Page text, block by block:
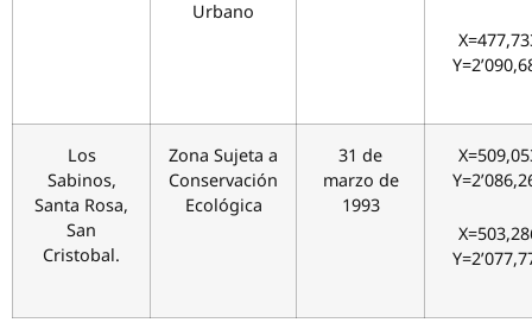
Urbano
Los
Sabinos,
Santa Rosa,
San
Cristobal.
Zona Sujeta a
Conservación
Ecológica
31 de
marzo de
1993